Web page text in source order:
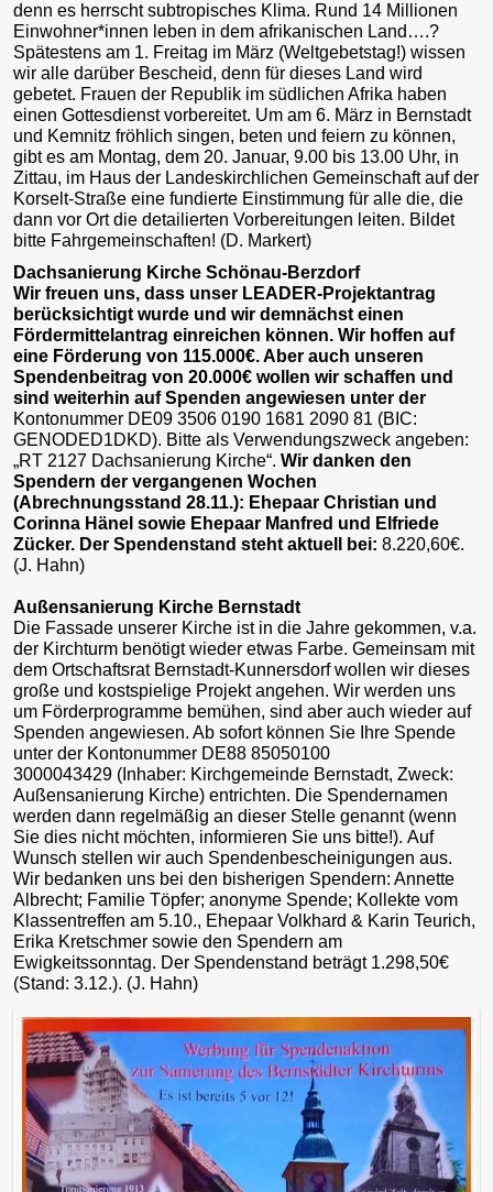
denn es herrscht subtropisches Klima. Rund 14 Millionen
Einwohner*innen leben in dem afrikanischen Land….?
Spätestens am 1. Freitag im März (Weltgebetstag!) wissen
wir alle darüber Bescheid, denn für dieses Land wird
gebetet. Frauen der Republik im südlichen Afrika haben
einen Gottesdienst vorbereitet. Um am 6. März in Bernstadt
und Kemnitz fröhlich singen, beten und feiern zu können,
gibt es am Montag, dem 20. Januar, 9.00 bis 13.00 Uhr, in
Zittau, im Haus der Landeskirchlichen Gemeinschaft auf der
Korselt-Straße eine fundierte Einstimmung für alle die, die
dann vor Ort die detailierten Vorbereitungen leiten. Bildet
bitte Fahrgemeinschaften! (D. Markert)
Dachsanierung Kirche Schönau-Berzdorf
Wir freuen uns, dass unser LEADER-Projektantrag
berücksichtigt wurde und wir demnächst einen
Fördermittelantrag einreichen können. Wir hoffen auf
eine Förderung von 115.000€. Aber auch unseren
Spendenbeitrag von 20.000€ wollen wir schaffen und
sind weiterhin auf Spenden angewiesen unter der
Kontonummer DE09 3506 0190 1681 2090 81 (BIC:
GENODED1DKD). Bitte als Verwendungszweck angeben:
„RT 2127 Dachsanierung Kirche“. Wir danken den
Spendern der vergangenen Wochen
(Abrechnungsstand 28.11.): Ehepaar Christian und
Corinna Hänel sowie Ehepaar Manfred und Elfriede
Zücker. Der Spendenstand steht aktuell bei: 8.220,60€.
(J. Hahn)
Außensanierung Kirche Bernstadt
Die Fassade unserer Kirche ist in die Jahre gekommen, v.a.
der Kirchturm benötigt wieder etwas Farbe. Gemeinsam mit
dem Ortschaftsrat Bernstadt-Kunnersdorf wollen wir dieses
große und kostspielige Projekt angehen. Wir werden uns
um Förderprogramme bemühen, sind aber auch wieder auf
Spenden angewiesen. Ab sofort können Sie Ihre Spende
unter der Kontonummer DE88 85050100
3000043429 (Inhaber: Kirchgemeinde Bernstadt, Zweck:
Außensanierung Kirche) entrichten. Die Spendernamen
werden dann regelmäßig an dieser Stelle genannt (wenn
Sie dies nicht möchten, informieren Sie uns bitte!). Auf
Wunsch stellen wir auch Spendenbescheinigungen aus.
Wir bedanken uns bei den bisherigen Spendern: Annette
Albrecht; Familie Töpfer; anonyme Spende; Kollekte vom
Klassentreffen am 5.10., Ehepaar Volkhard & Karin Teurich,
Erika Kretschmer sowie den Spendern am
Ewigkeitssonntag. Der Spendenstand beträgt 1.298,50€
(Stand: 3.12.). (J. Hahn)